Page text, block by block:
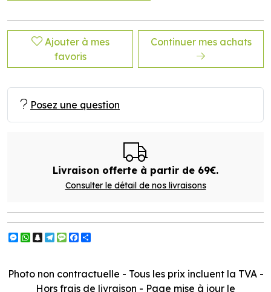
Ajouter à mes
favoris
Continuer mes achats
Posez une question
Livraison offerte à partir de 69€.
Consulter le détail de nos livraisons
Messenger
WhatsApp
Snapchat
Telegram
Message
Facebook
Photo non contractuelle - Tous les prix incluent la TVA -
Hors frais de livraison - Page mise à jour le